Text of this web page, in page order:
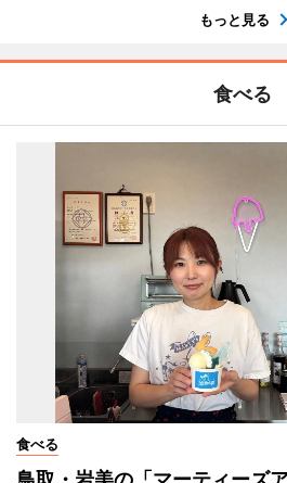
もっと見る
食べる
食べる